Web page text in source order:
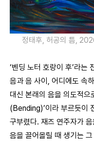
정태후, 허공의 틈,
‘벤딩 노터 호랑이 후’라는
음과 음 사이, 어디에도 속
대신 본래의 음을 의도적으
(Bending)’이라 부르듯이
구부렸다. 재즈 연주자가
음을 끌어올릴 때 생기는